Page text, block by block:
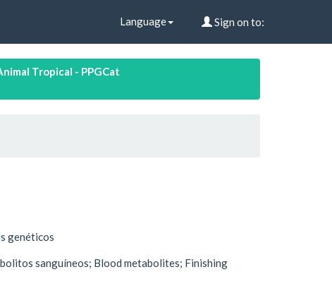
Language Sign on to:
Tropical - PPGCat
genéticos
sanguíneos; Blood metabolites; Finishing